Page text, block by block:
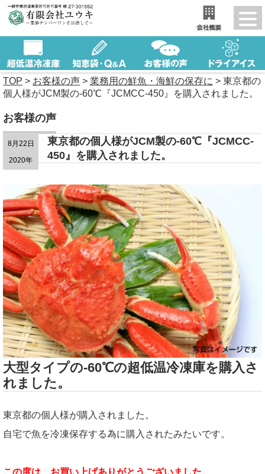
TOP > お客様の声 > 業務用の鮮魚・海鮮の保存に > 東京都の
個人様がJCM製の-60℃『JCMCC-450』を購入されました。
お客様の声
8月22日
2020年
東京都の個人様がJCM製の-60℃『JCMCC-
450』を購入されました。
大型タイプの-60℃の超低温冷凍庫を購入さ
れました。
東京都の個人様が購入されました。
自宅で魚を冷凍保存する為に購入されたみたいです。